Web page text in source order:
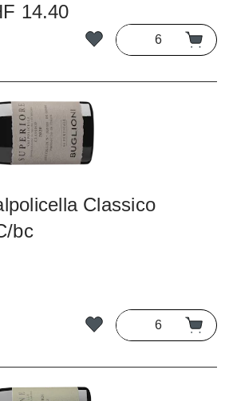
14.40
Classico
bc